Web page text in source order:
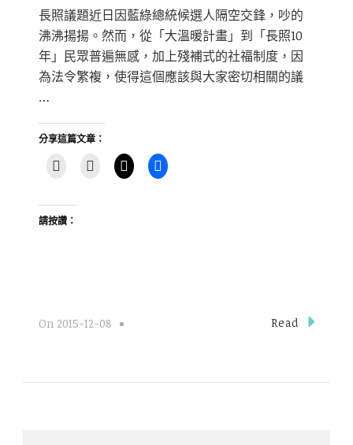
長照議題近日因藍綠總統候選人隔空交鋒，吵的
沸沸揚揚。然而，從「大溫暖計畫」到「長照10
年」民眾普遍無感，加上殘補式的社福制度，因
為法令繁複，使得這個應該與大家密切相關的議
…
分享這篇文章：
請按讚：
On 2015-12-08 Read